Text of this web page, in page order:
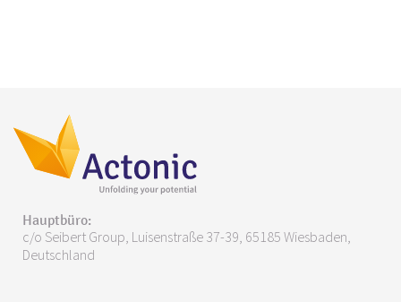
Hauptbüro:
c/o Seibert Group, Luisenstraße 37-39, 65185 Wiesbaden,
Deutschland